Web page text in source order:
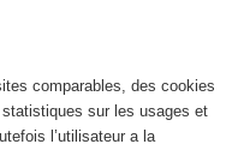
comparables, des cookies
sur les usages et
l’utilisateur a la